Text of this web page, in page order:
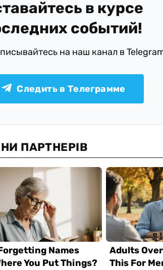
в курсе
событий!
на наш канал в
Следить в Телеграмме